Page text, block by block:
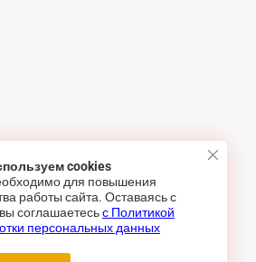
cookies
для повышения
работы сайта. Оставаясь с
соглашаетесьс Политикой
персональных данных